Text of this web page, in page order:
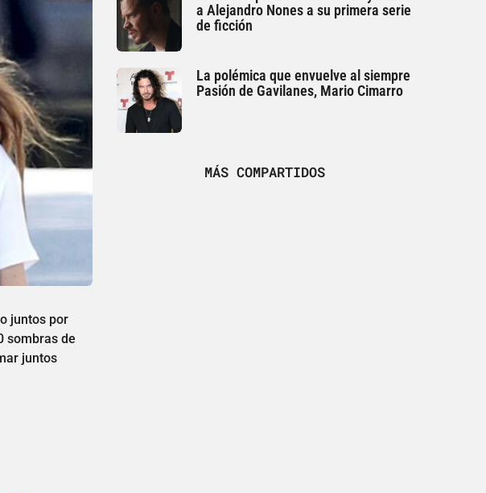
juntos por
sombras de
juntos
a Alejandro Nones a su primera serie
de ficción
La polémica que envuelve al siempre
Pasión de Gavilanes, Mario Cimarro
MÁS COMPARTIDOS